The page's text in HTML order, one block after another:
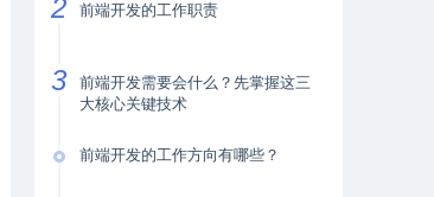
前端开发的工作职责
前端开发需要会什么？先掌握这三
大核心关键技术
前端开发的工作方向有哪些？